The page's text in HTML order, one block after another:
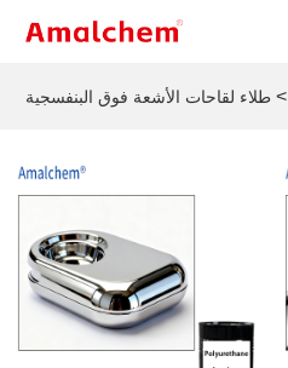
>طلاء لقاحات الأشعة فوق البنفسجية